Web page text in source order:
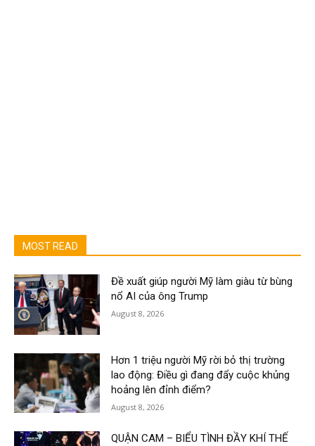
MOST READ
Đề xuất giúp người Mỹ làm giàu từ bùng
nổ AI của ông Trump
August 8, 2026
Hơn 1 triệu người Mỹ rời bỏ thị trường
lao động: Điều gì đang đẩy cuộc khủng
hoảng lên đỉnh điểm?
August 8, 2026
QUẬN CAM – BIỂU TÌNH ĐẦY KHÍ THẾ